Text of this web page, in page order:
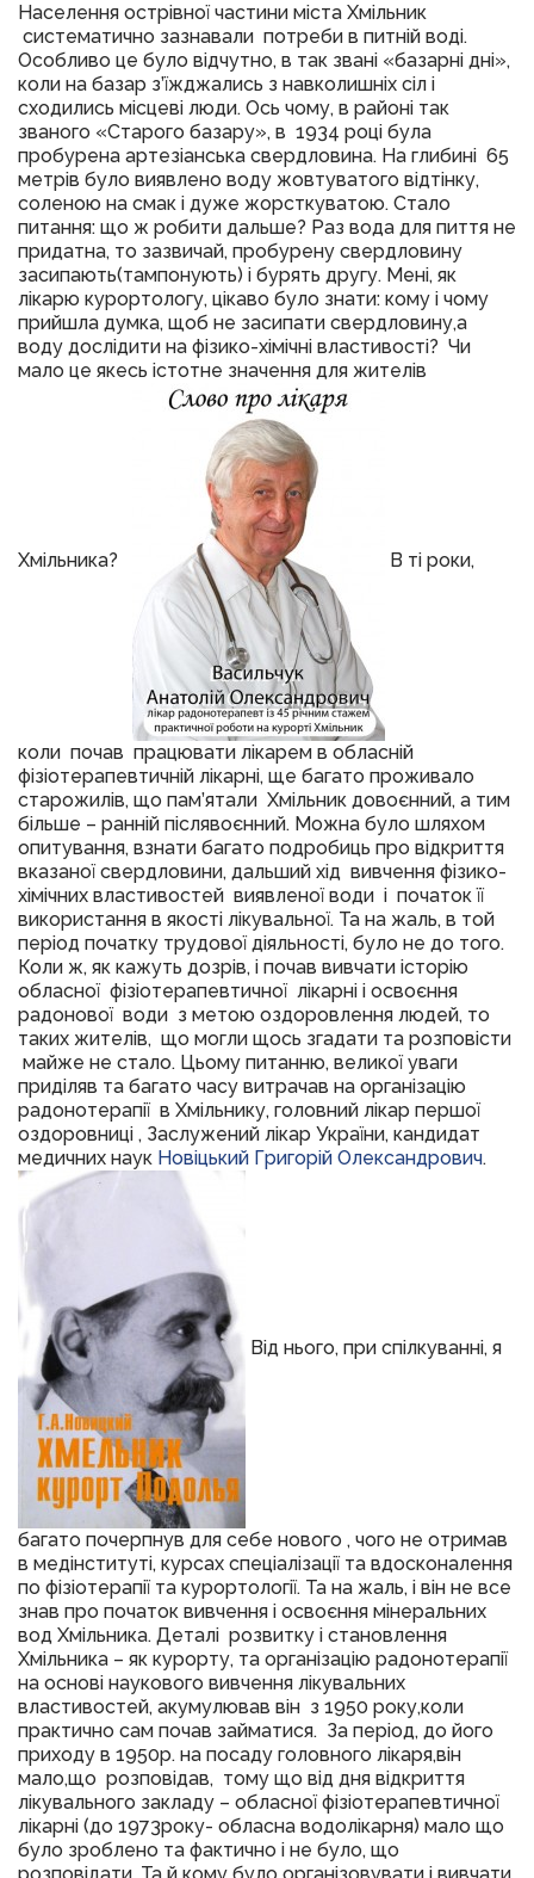
Населення острівної частини міста Хмільник
систематично зазнавали потреби в питній воді.
Особливо це було відчутно, в так звані «базарні дні»,
коли на базар з’їжджались з навколишніх сіл і
сходились місцеві люди. Ось чому, в районі так
званого «Старого базару», в 1934 році була
пробурена артезіанська свердловина. На глибині 65
метрів було виявлено воду жовтуватого відтінку,
соленою на смак і дуже жорсткуватою. Стало
питання: що ж робити дальше? Раз вода для пиття не
придатна, то зазвичай, пробурену свердловину
засипають(тампонують) і бурять другу. Мені, як
лікарю курортологу, цікаво було знати: кому і чому
прийшла думка, щоб не засипати свердловину,а
воду дослідити на фізико-хімічні властивості? Чи
мало це якесь істотне значення для жителів
Хмільника? В ті роки,
коли почав працювати лікарем в обласній
фізіотерапевтичній лікарні, ще багато проживало
старожилів, що пам’ятали Хмільник довоєнний, а тим
більше – ранній післявоєнний. Можна було шляхом
опитування, взнати багато подробиць про відкриття
вказаної свердловини, дальший хід вивчення фізико-
хімічних властивостей виявленої води і початок її
використання в якості лікувальної. Та на жаль, в той
період початку трудової діяльності, було не до того.
Коли ж, як кажуть дозрів, і почав вивчати історію
обласної фізіотерапевтичної лікарні і освоєння
радонової води з метою оздоровлення людей, то
таких жителів, що могли щось згадати та розповісти
майже не стало. Цьому питанню, великої уваги
приділяв та багато часу витрачав на організацію
радонотерапії в Хмільнику, головний лікар першої
оздоровниці , Заслужений лікар України, кандидат
медичних наук Новіцький Григорій Олександрович.
Від нього, при спілкуванні, я
багато почерпнув для себе нового , чого не отримав
в медінституті, курсах спеціалізації та вдосконалення
по фізіотерапії та курортології. Та на жаль, і він не все
знав про початок вивчення і освоєння мінеральних
вод Хмільника. Деталі розвитку і становлення
Хмільника – як курорту, та організацію радонотерапії
на основі наукового вивчення лікувальних
властивостей, акумулював він з 1950 року,коли
практично сам почав займатися. За період, до його
приходу в 1950р. на посаду головного лікаря,він
мало,що розповідав, тому що від дня відкриття
лікувального закладу – обласної фізіотерапевтичної
лікарні (до 1973року- обласна водолікарня) мало що
було зроблено та фактично і не було, що